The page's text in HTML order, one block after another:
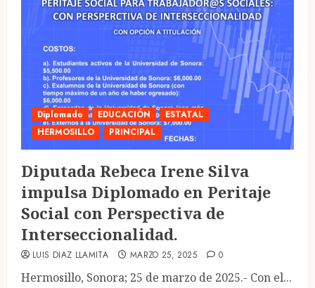
Diplomado EDUCACIÓN
ESTATAL
HERMOSILLO
PRINCIPAL
Diputada Rebeca Irene Silva
impulsa Diplomado en Peritaje
Social con Perspectiva de
Interseccionalidad.
LUIS DIAZ LLAMITA MARZO 25, 2025 0
Hermosillo, Sonora; 25 de marzo de 2025.- Con el...